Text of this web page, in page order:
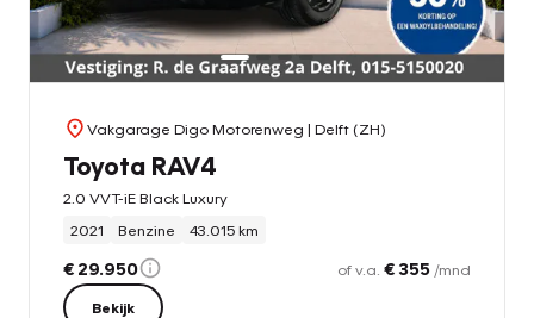
Vakgarage Digo Motorenweg | Delft (ZH)
Toyota RAV4
2.0 VVT-iE Black Luxury
2021
Benzine 43.015 km
€ 29.950 of v.a. € 355 /mnd
Bekijk